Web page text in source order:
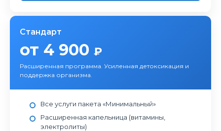
Стандарт
от 4 900 ₽
Расширенная программа. Усиленная детоксикация и
поддержка организма.
Все услуги пакета «Минимальный»
Расширенная капельница (витамины,
электролиты)